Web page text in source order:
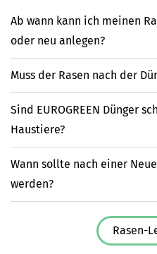
Ab wann kann ich meinen
oder neu anlegen?
Muss der Rasen nach der
Sind EUROGREEN Dünger
Haustiere?
Wann sollte nach einer
werden?
Rasen-